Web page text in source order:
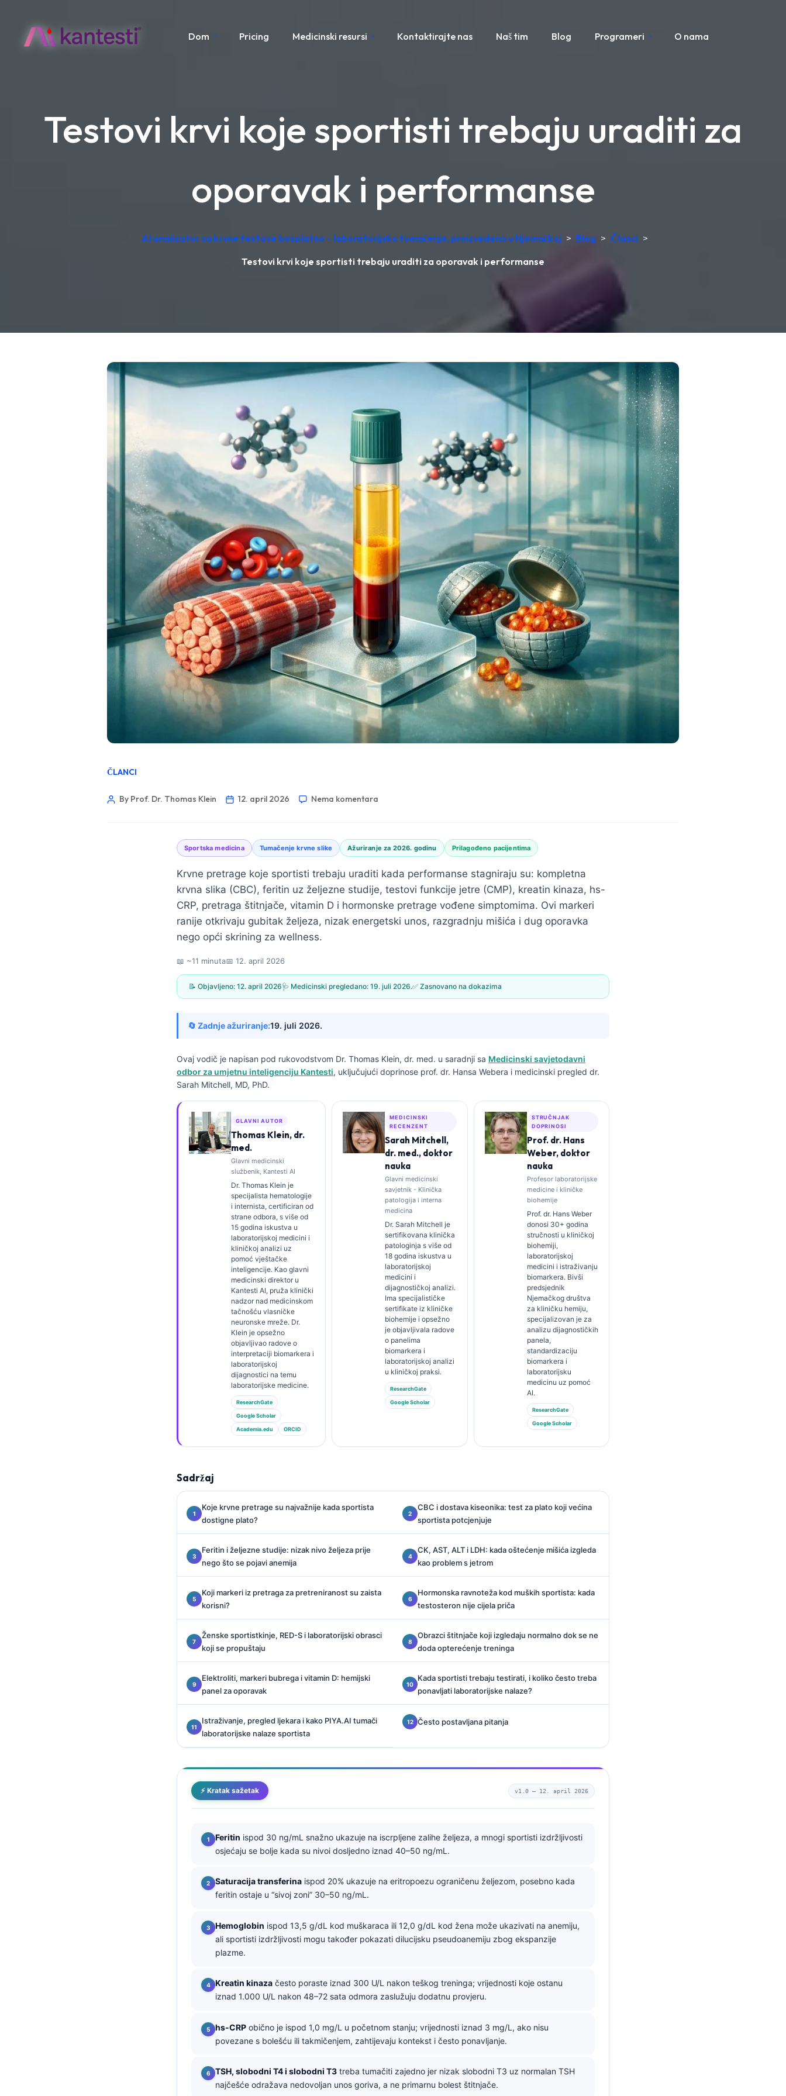
Dom Pricing Medicinski resursi Kontaktirajte nas Naš tim Blog Programeri O nama
Testovi krvi koje sportisti trebaju uraditi za
oporavak i performanse
AI analizator za krvne testove besplatno – laboratorijsko tumačenje, proizvedeno u Njemačkoj > Blog > Članci >
Testovi krvi koje sportisti trebaju uraditi za oporavak i performanse
ČLANCI
By Prof. Dr. Thomas Klein 12. april 2026 Nema komentara
Sportska medicina Tumačenje krvne slike Ažuriranje za 2026. godinu Prilagođeno pacijentima
Krvne pretrage koje sportisti trebaju uraditi kada performanse stagniraju su: kompletna
krvna slika (CBC), feritin uz željezne studije, testovi funkcije jetre (CMP), kreatin kinaza, hs-
CRP, pretraga štitnjače, vitamin D i hormonske pretrage vođene simptomima. Ovi markeri
ranije otkrivaju gubitak željeza, nizak energetski unos, razgradnju mišića i dug oporavka
nego opći skrining za wellness.
📖 ~11 minuta📅 12. april 2026
📝 Objavljeno: 12. april 2026🩺 Medicinski pregledano: 19. juli 2026.✅ Zasnovano na dokazima
🔄 Zadnje ažuriranje:19. juli 2026.
Ovaj vodič je napisan pod rukovodstvom Dr. Thomas Klein, dr. med. u saradnji sa Medicinski savjetodavni
odbor za umjetnu inteligenciju Kantesti, uključujući doprinose prof. dr. Hansa Webera i medicinski pregled dr.
Sarah Mitchell, MD, PhD.
GLAVNI AUTOR
Thomas Klein, dr.
med.
Glavni medicinski
službenik, Kantesti AI
Dr. Thomas Klein je
specijalista hematologije
i internista, certificiran od
strane odbora, s više od
15 godina iskustva u
laboratorijskoj medicini i
kliničkoj analizi uz
pomoć vještačke
inteligencije. Kao glavni
medicinski direktor u
Kantesti AI, pruža klinički
nadzor nad medicinskom
tačnošću vlasničke
neuronske mreže. Dr.
Klein je opsežno
objavljivao radove o
interpretaciji biomarkera i
laboratorijskoj
dijagnostici na temu
laboratorijske medicine.
ResearchGate
Google Scholar
Academia.edu ORCID
MEDICINSKI
RECENZENT
Sarah Mitchell,
dr. med., doktor
nauka
Glavni medicinski
savjetnik - Klinička
patologija i interna
medicina
Dr. Sarah Mitchell je
sertifikovana klinička
patologinja s više od
18 godina iskustva u
laboratorijskoj
medicini i
dijagnostičkoj analizi.
Ima specijalističke
sertifikate iz kliničke
biohemije i opsežno
je objavljivala radove
o panelima
biomarkera i
laboratorijskoj analizi
u kliničkoj praksi.
ResearchGate
Google Scholar
STRUČNJAK
DOPRINOSI
Prof. dr. Hans
Weber, doktor
nauka
Profesor laboratorijske
medicine i kliničke
biohemije
Prof. dr. Hans Weber
donosi 30+ godina
stručnosti u kliničkoj
biohemiji,
laboratorijskoj
medicini i istraživanju
biomarkera. Bivši
predsjednik
Njemačkog društva
za kliničku hemiju,
specijalizovan je za
analizu dijagnostičkih
panela,
standardizaciju
biomarkera i
laboratorijsku
medicinu uz pomoć
AI.
ResearchGate
Google Scholar
Sadržaj
Koje krvne pretrage su najvažnije kada sportista
dostigne plato?
CBC i dostava kiseonika: test za plato koji većina
sportista potcjenjuje
Feritin i željezne studije: nizak nivo željeza prije
nego što se pojavi anemija
CK, AST, ALT i LDH: kada oštećenje mišića izgleda
kao problem s jetrom
Koji markeri iz pretraga za pretreniranost su zaista
korisni?
Hormonska ravnoteža kod muških sportista: kada
testosteron nije cijela priča
Ženske sportistkinje, RED-S i laboratorijski obrasci
koji se propuštaju
Obrazci štitnjače koji izgledaju normalno dok se ne
doda opterećenje treninga
Elektroliti, markeri bubrega i vitamin D: hemijski
panel za oporavak
Kada sportisti trebaju testirati, i koliko često treba
ponavljati laboratorijske nalaze?
Istraživanje, pregled ljekara i kako PIYA.AI tumači
laboratorijske nalaze sportista
Često postavljana pitanja
⚡ Kratak sažetak v1.0 — 12. april 2026
Feritin ispod 30 ng/mL snažno ukazuje na iscrpljene zalihe željeza, a mnogi sportisti izdržljivosti
osjećaju se bolje kada su nivoi dosljedno iznad 40–50 ng/mL.
Saturacija transferina ispod 20% ukazuje na eritropoezu ograničenu željezom, posebno kada
feritin ostaje u “sivoj zoni” 30–50 ng/mL.
Hemoglobin ispod 13,5 g/dL kod muškaraca ili 12,0 g/dL kod žena može ukazivati na anemiju,
ali sportisti izdržljivosti mogu također pokazati dilucijsku pseudoanemiju zbog ekspanzije
plazme.
Kreatin kinaza često poraste iznad 300 U/L nakon teškog treninga; vrijednosti koje ostanu
iznad 1.000 U/L nakon 48–72 sata odmora zaslužuju dodatnu provjeru.
hs-CRP obično je ispod 1,0 mg/L u početnom stanju; vrijednosti iznad 3 mg/L, ako nisu
povezane s bolešću ili takmičenjem, zahtijevaju kontekst i često ponavljanje.
TSH, slobodni T4 i slobodni T3 treba tumačiti zajedno jer nizak slobodni T3 uz normalan TSH
najčešće odražava nedovoljan unos goriva, a ne primarnu bolest štitnjače.